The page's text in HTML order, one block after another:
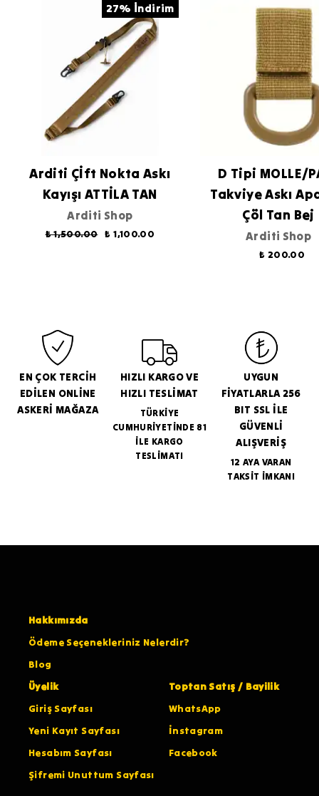
27% İndirim
Arditi Çİft Nokta Askı
Kayışı ATTİLA TAN
Arditi Shop
₺ 1,500.00 ₺ 1,100.00
D Tipi MOLLE/
Takviye Askı
Çöl Tan Bej
Arditi Shop
₺ 200.00
EN ÇOK TERCİH
EDİLEN ONLİNE
ASKERİ MAĞAZA
HIZLI KARGO VE
HIZLI TESLİMAT
TÜRKİYE
CUMHURİYETİNDE 81
İLE KARGO
TESLİMATI
UYGUN
FİYATLARLA 256
BIT SSL İLE
GÜVENLİ
ALIŞVERİŞ
12 AYA VARAN
TAKSİT İMKANI
Hakkımızda
Ödeme Seçenekleriniz Nelerdir?
Blog
Üyelik
Giriş Sayfası
Yeni Kayıt Sayfası
Hesabım Sayfası
Şifremi Unuttum Sayfası
Toptan Satış / Bayilik
WhatsApp
İnstagram
Facebook